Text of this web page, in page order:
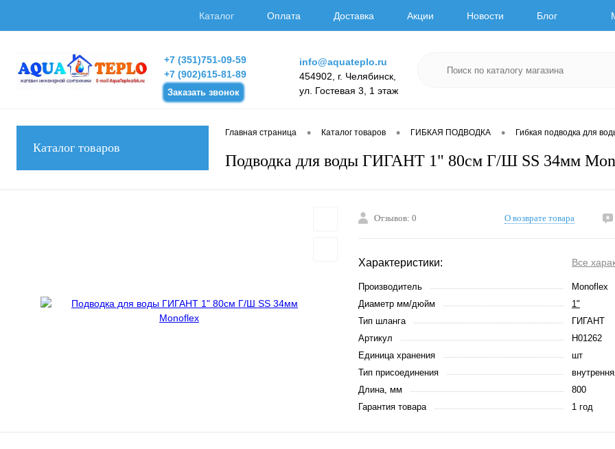
Каталог Оплата Доставка Акции Новости Блог
+7 (351)751-09-59
+7 (902)615-81-89
Заказать звонок
info@aquateplo.ru
454902, г. Челябинск,
ул. Гостевая 3, 1 этаж
Каталог товаров
Главная страница • Каталог товаров • ГИБКАЯ ПОДВОДКА • Гибкая подводка для
Подводка для воды ГИГАНТ 1" 80см Г/Ш SS 34мм
Отзывов: 0 О возврате товара
Характеристики: Все
Производитель
Monoflex
Диаметр мм/дюйм
1"
Тип шланга
ГИГАНТ
Артикул
Н01262
Единица хранения
шт
Тип присоединения
Длина, мм
800
Гарантия товара
1 год